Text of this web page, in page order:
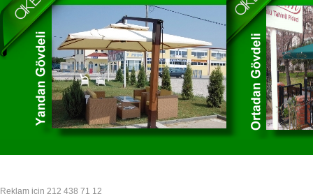
Reklam için 212 438 71 12